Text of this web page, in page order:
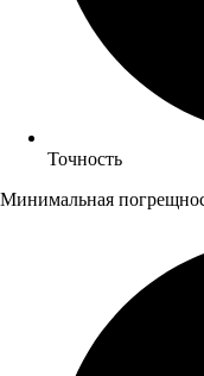
Точность
Минимальная